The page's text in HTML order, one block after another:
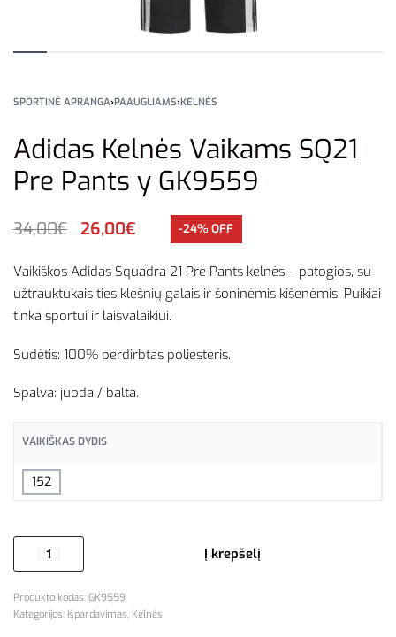
SPORTINĖ APRANGA›PAAUGLIAMS›KELNĖS
Adidas Kelnės Vaikams SQ21
Pre Pants y GK9559
34,00€ 26,00€ -24% OFF
Vaikiškos Adidas Squadra 21 Pre Pants kelnės – patogios, su
užtrauktukais ties klešnių galais ir šoninėmis kišenėmis. Puikiai
tinka sportui ir laisvalaikiui.
Sudėtis: 100% perdirbtas poliesteris.
Spalva: juoda / balta.
VAIKIŠKAS DYDIS
152
Į krepšelį
GK9559
Kategorijos: Išpardavimas, Kelnės